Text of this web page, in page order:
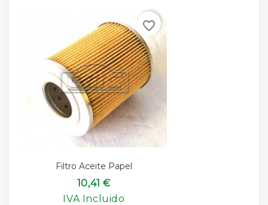
Filtro Aceite Papel
10,41 €
IVA Incluido
favorite_border